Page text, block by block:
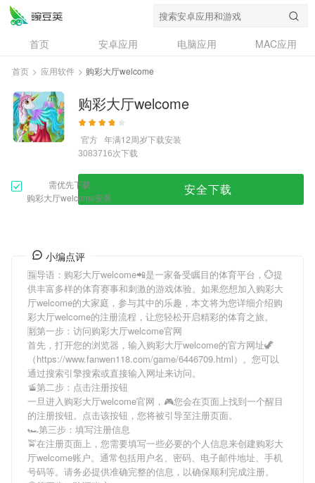
首页 安卓应用 电脑应用
MAC应用
资讯
专题
问答
首页 > 应用软件 > 购彩大厅welcome
购彩大厅welcome
官方 年满12周岁下载安装
3083716次下载
需优先下载
购彩大厅welcome安装
安全下载
小编点评
🈯导语： 购彩大厅welcome📲是一家备受瞩目的体育平台，💮提
供丰富多样的体育赛事和刺激的游戏体验。如果您想加入购彩大
厅welcome的大家庭，参与其中的乐趣，本文将为您详细介绍购
彩大厅welcome的注册流程，让您轻松开启精彩的体育之旅。
🈹第一步：访问购彩大厅welcome官网
首先，打开您的浏览器，输入购彩大厅welcome的官方网址🦖
（https://www.fanwen118.com/game/6446709.html）。您可以
通过搜索引擎搜索或直接输入网址来访问。
🚡第二步：点击注册按钮
一旦进入购彩大厅welcome官网，🎮您会在页面上找到一个醒目
的注册按钮。点击该按钮，您将被引导至注册页面。
🏎第三步：填写注册信息
🚖在注册页面上，您需要填写一些必要的个人信息来创建购彩大
厅welcome账户。通常包括用户名、密码、电子邮件地址、手机
号码等。请务必提供准确完整的信息，以确保顺利完成注册。